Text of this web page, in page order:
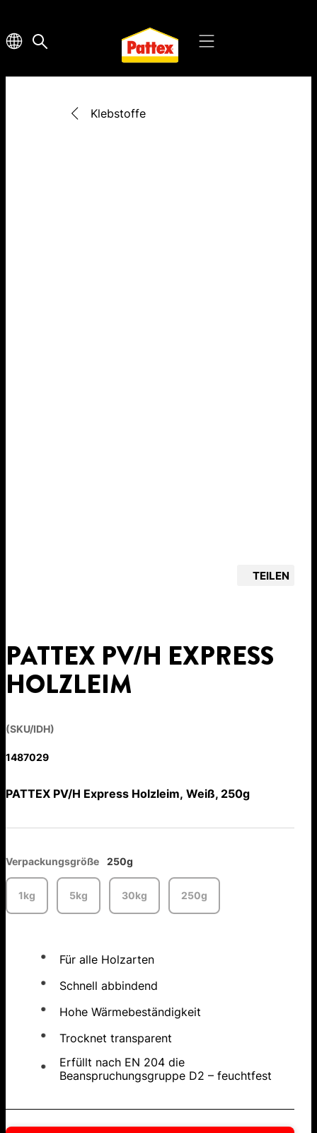
Klebstoffe
TEILEN
PATTEX PV/H EXPRESS
HOLZLEIM
(SKU/IDH)
1487029
PATTEX PV/H Express Holzleim, Weiß, 250g
Verpackungsgröße 250g
1kg 5kg 30kg 250g
Für alle Holzarten
Schnell abbindend
Hohe Wärmebeständigkeit
Trocknet transparent
Erfüllt nach EN 204 die
Beanspruchungsgruppe D2 – feuchtfest